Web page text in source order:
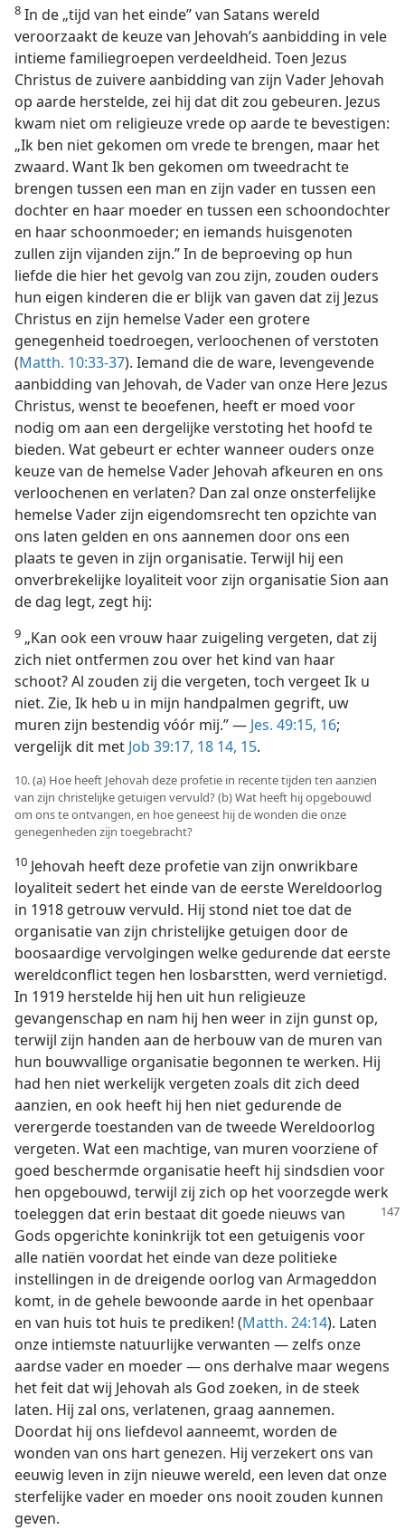
8 In de „tijd van het einde” van Satans wereld
veroorzaakt de keuze van Jehovah’s aanbidding in vele
intieme familiegroepen verdeeldheid. Toen Jezus
Christus de zuivere aanbidding van zijn Vader Jehovah
op aarde herstelde, zei hij dat dit zou gebeuren. Jezus
kwam niet om religieuze vrede op aarde te bevestigen:
„Ik ben niet gekomen om vrede te brengen, maar het
zwaard. Want Ik ben gekomen om tweedracht te
brengen tussen een man en zijn vader en tussen een
dochter en haar moeder en tussen een schoondochter
en haar schoonmoeder; en iemands huisgenoten
zullen zijn vijanden zijn.” In de beproeving op hun
liefde die hier het gevolg van zou zijn, zouden ouders
hun eigen kinderen die er blijk van gaven dat zij Jezus
Christus en zijn hemelse Vader een grotere
genegenheid toedroegen, verloochenen of verstoten
(Matth. 10:33-37). Iemand die de ware, levengevende
aanbidding van Jehovah, de Vader van onze Here Jezus
Christus, wenst te beoefenen, heeft er moed voor
nodig om aan een dergelijke verstoting het hoofd te
bieden. Wat gebeurt er echter wanneer ouders onze
keuze van de hemelse Vader Jehovah afkeuren en ons
verloochenen en verlaten? Dan zal onze onsterfelijke
hemelse Vader zijn eigendomsrecht ten opzichte van
ons laten gelden en ons aannemen door ons een
plaats te geven in zijn organisatie. Terwijl hij een
onverbrekelijke loyaliteit voor zijn organisatie Sion aan
de dag legt, zegt hij:
9 „Kan ook een vrouw haar zuigeling vergeten, dat zij
zich niet ontfermen zou over het kind van haar
schoot? Al zouden zij die vergeten, toch vergeet Ik u
niet. Zie, Ik heb u in mijn handpalmen gegrift, uw
muren zijn bestendig vóór mij.” — Jes. 49:15, 16;
vergelijk dit met Job 39:17, 18 14, 15.
10. (a) Hoe heeft Jehovah deze profetie in recente tijden ten aanzien
van zijn christelijke getuigen vervuld? (b) Wat heeft hij opgebouwd
om ons te ontvangen, en hoe geneest hij de wonden die onze
genegenheden zijn toegebracht?
10 Jehovah heeft deze profetie van zijn onwrikbare
loyaliteit sedert het einde van de eerste Wereldoorlog
in 1918 getrouw vervuld. Hij stond niet toe dat de
organisatie van zijn christelijke getuigen door de
boosaardige vervolgingen welke gedurende dat eerste
wereldconflict tegen hen losbarstten, werd vernietigd.
In 1919 herstelde hij hen uit hun religieuze
gevangenschap en nam hij hen weer in zijn gunst op,
terwijl zijn handen aan de herbouw van de muren van
hun bouwvallige organisatie begonnen te werken. Hij
had hen niet werkelijk vergeten zoals dit zich deed
aanzien, en ook heeft hij hen niet gedurende de
verergerde toestanden van de tweede Wereldoorlog
vergeten. Wat een machtige, van muren voorziene of
goed beschermde organisatie heeft hij sindsdien voor
hen opgebouwd, terwijl zij zich op het voorzegde werk
toeleggen dat erin bestaat dit goede nieuws van
Gods opgerichte koninkrijk tot een getuigenis voor
alle natiën voordat het einde van deze politieke
instellingen in de dreigende oorlog van Armageddon
komt, in de gehele bewoonde aarde in het openbaar
en van huis tot huis te prediken! (Matth. 24:14). Laten
onze intiemste natuurlijke verwanten — zelfs onze
aardse vader en moeder — ons derhalve maar wegens
het feit dat wij Jehovah als God zoeken, in de steek
laten. Hij zal ons, verlatenen, graag aannemen.
Doordat hij ons liefdevol aanneemt, worden de
wonden van ons hart genezen. Hij verzekert ons van
eeuwig leven in zijn nieuwe wereld, een leven dat onze
sterfelijke vader en moeder ons nooit zouden kunnen
geven.